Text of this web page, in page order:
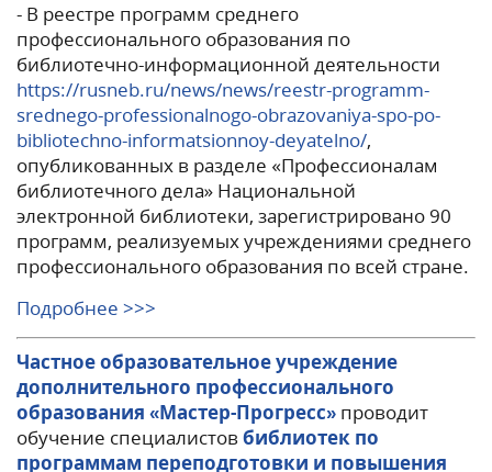
- В реестре программ среднего
профессионального образования по
библиотечно-информационной деятельности
https://rusneb.ru/news/news/reestr-programm-
srednego-professionalnogo-obrazovaniya-spo-po-
bibliotechno-informatsionnoy-deyatelno/,
опубликованных в разделе «Профессионалам
библиотечного дела» Национальной
электронной библиотеки, зарегистрировано 90
программ, реализуемых учреждениями среднего
профессионального образования по всей стране.
Подробнее >>>
Частное образовательное учреждение
дополнительного профессионального
образования «Мастер-Прогресс» проводит
обучение специалистов библиотек по
программам переподготовки и повышения